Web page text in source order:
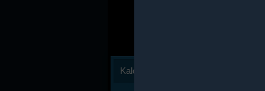
Kalóriaszámlálás